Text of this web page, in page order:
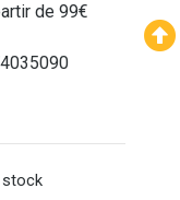
de 99€
stock